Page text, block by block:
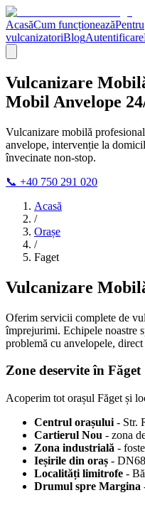
AcasăCum funcționeazăPentru
vulcanizatoriBlogAutentificare
Vulcanizare
Mobil Anvelope
Vulcanizare mobilă
anvelope, intervenție la
învecinate non-stop.
📞 +40 750 291 020
Acasă
/
Orașe
/
Faget
Vulcanizare
Oferim servicii complete de
împrejurimi. Echipele noastre
problemă cu anvelopele,
Zone deservite în Făget
Acoperim tot orașul Făget și
Centrul orașului - Str.
Cartierul Nou - zona
Zona industrială -
Ieșirile din oraș -
Localități limitrofe -
Drumul spre Margina